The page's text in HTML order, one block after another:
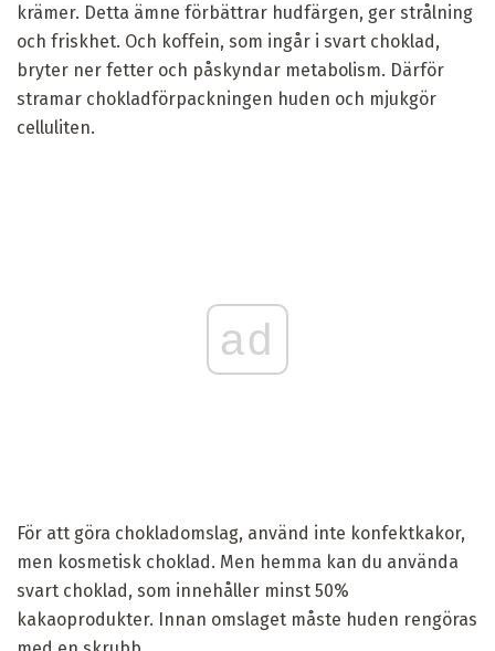
krämer. Detta ämne förbättrar hudfärgen, ger strålning
och friskhet. Och koffein, som ingår i svart choklad,
bryter ner fetter och påskyndar metabolism. Därför
stramar chokladförpackningen huden och mjukgör
celluliten.
ad
För att göra chokladomslag, använd inte konfektkakor,
men kosmetisk choklad. Men hemma kan du använda
svart choklad, som innehåller minst 50%
kakaoprodukter. Innan omslaget måste huden rengöras